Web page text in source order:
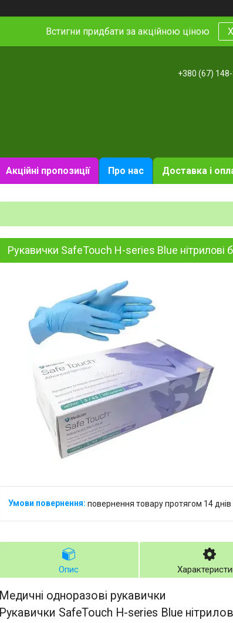
Встигни придбати за акційною ціною
+380 (67)
Акційні пропозиції Про нас Доставка і
Рукавички SafeTouch H-series Blue нітрилові
повернення товару протягом 14 днів
Опис
Медичні одноразові рукавички
Рукавички SafeTouch H-series Blue